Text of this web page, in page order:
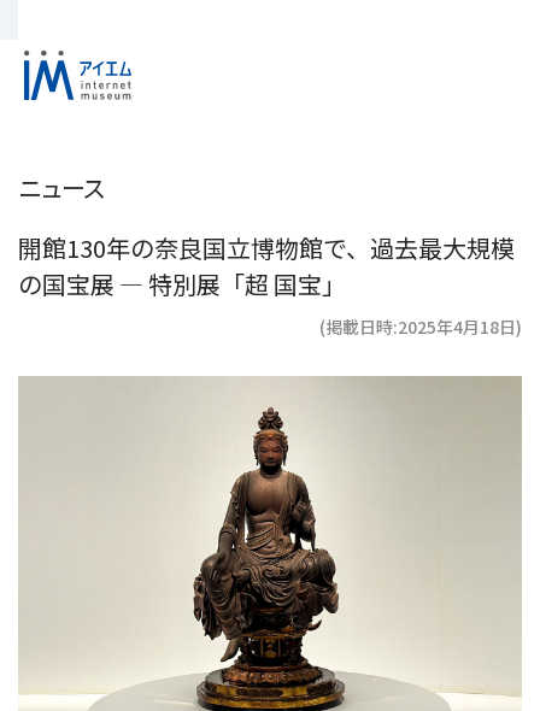
ニュース
開館130年の奈良国立博物館で、過去最大規模
の国宝展 ― 特別展「超 国宝」
(掲載日時:2025年4月18日)